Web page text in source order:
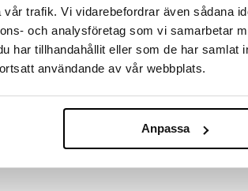
trafik. Vi vidarebefordrar även sådana
och analysföretag som vi samarbetar
har tillhandahållit eller som de har samlat
användande av vår webbplats.
Anpassa